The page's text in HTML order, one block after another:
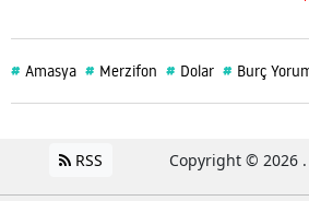
# Amasya # Merzifon # Dolar # Burç
RSS Copyright © 2026 .